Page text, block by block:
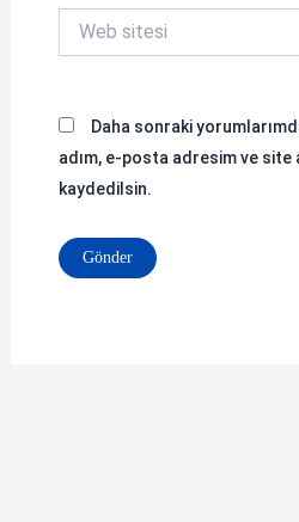
sitesi
Daha sonraki
adım, e-posta adresim ve site
kaydedilsin.